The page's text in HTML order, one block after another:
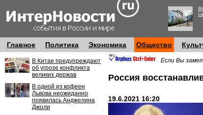
Главное Политика Экономика Общество
В Китае предупреждают
об угрозе конфликта
великих держав
В одной из кофеен
Львова неожиданно
появилась Анджелина
Джоли
Если Вы
Россия
19.6.2021 16:20